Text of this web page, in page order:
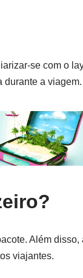
se com o
durante a viagem.
Além
viajantes.